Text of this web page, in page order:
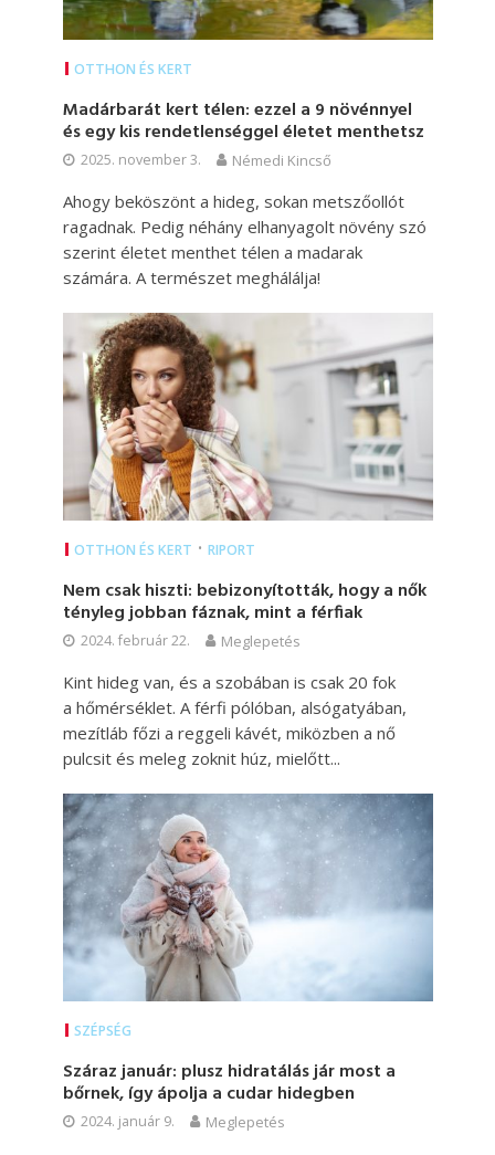
OTTHON ÉS KERT
Madárbarát kert télen: ezzel a 9 növénnyel
és egy kis rendetlenséggel életet menthetsz
2025. november 3. Némedi Kincső
Ahogy beköszönt a hideg, sokan metszőollót
ragadnak. Pedig néhány elhanyagolt növény szó
szerint életet menthet télen a madarak
számára. A természet meghálálja!
OTTHON ÉS KERT • RIPORT
Nem csak hiszti: bebizonyították, hogy a nők
tényleg jobban fáznak, mint a férfiak
2024. február 22. Meglepetés
Kint hideg van, és a szobában is csak 20 fok
a hőmérséklet. A férfi pólóban, alsógatyában,
mezítláb főzi a reggeli kávét, miközben a nő
pulcsit és meleg zoknit húz, mielőtt...
SZÉPSÉG
Száraz január: plusz hidratálás jár most a
bőrnek, így ápolja a cudar hidegben
2024. január 9. Meglepetés